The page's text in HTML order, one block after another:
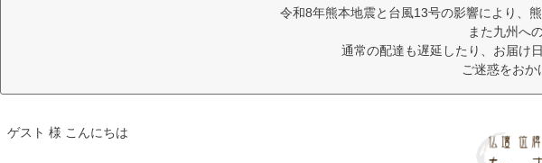
令和8年熊本地震と台風13号の影響により、
また九州へ
通常の配達も遅延したり、お届け
ご迷惑をおか
ゲスト 様 こんにちは